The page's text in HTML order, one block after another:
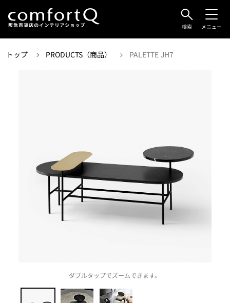
検索 メニュー
トップ PRODUCTS（商品） PALETTE JH7
ダブルタップでズームできます。